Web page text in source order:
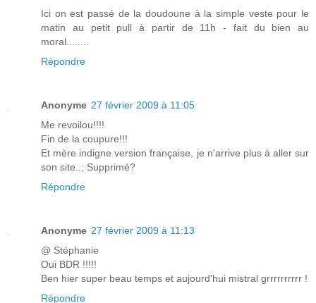
Ici on est passé de la doudoune à la simple veste pour le
matin au petit pull à partir de 11h - fait du bien au
moral........
Répondre
Anonyme 27 février 2009 à 11:05
Me revoilou!!!!
Fin de la coupure!!!
Et mère indigne version française, je n'arrive plus à aller sur
son site..; Supprimé?
Répondre
Anonyme 27 février 2009 à 11:13
@ Stéphanie
Oui BDR !!!!!
Ben hier super beau temps et aujourd'hui mistral grrrrrrrrrr !
Répondre